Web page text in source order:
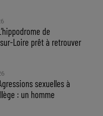
de
Loire prêt à retrouver
sexuelles à
: un homme